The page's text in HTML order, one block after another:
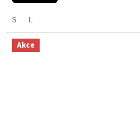
S L
Akce